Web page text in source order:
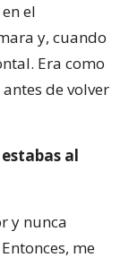
el
y, cuando
Era como
de volver
al
y nunca
me